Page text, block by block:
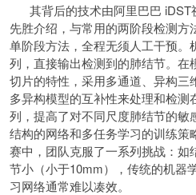
其背后的技术由阿里巴巴
先胜介绍，与常用的两阶段检测方
单阶段方法，全程无须人工干预。
列，直接输出检测到的肺结节。在
切片的特性，采用多通道、异构三
多异构模型的互补性来处理和检
列，提高了对不同尺度肺结节的敏
结构的网络和多任务学习的训练策
赛中，团队克服了一系列挑战：
节小（小于10mm），传统的机器
习网络通常难以凑效。